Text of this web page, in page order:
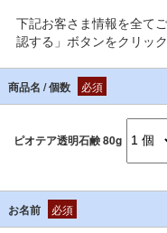
下記お客さま情報を全て
認する」ボタンをクリッ
商品名 / 個数 必須
ピオテア透明石鹸 80g
お名前 必須